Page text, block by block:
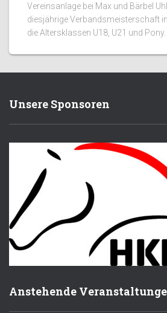
Vereinsanlage bei Max und Bärbel
diesjährige Verbandsmeisterschaft
die Altersklassen U18, U21 und Pony.
Unsere Sponsoren
Anstehende